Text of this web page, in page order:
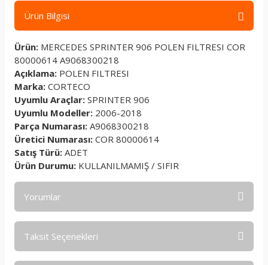
Ürün Bilgisi
Ürün: MERCEDES SPRINTER 906 POLEN FILTRESI COR
80000614 A9068300218
Açıklama: POLEN FILTRESI
Marka: CORTECO
Uyumlu Araçlar: SPRINTER 906
Uyumlu Modeller: 2006-2018
Parça Numarası: A9068300218
Üretici Numarası: COR 80000614
Satış Türü: ADET
Ürün Durumu: KULLANILMAMIŞ / SIFIR
Yorumlar
Taksit Seçenekleri